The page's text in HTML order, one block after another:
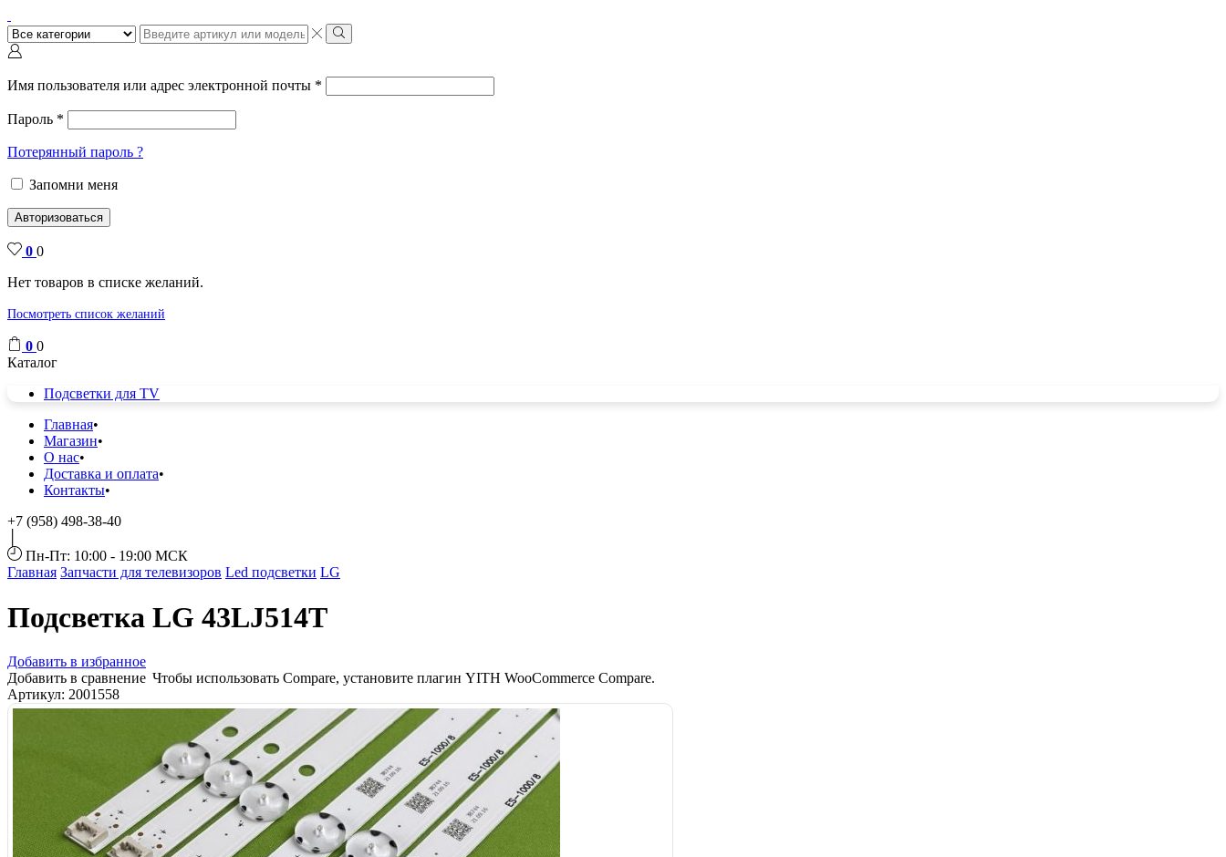
Поиск
ввода
Поиск
Имя пользователя или адрес электронной почты *
Пароль *
Потерянный пароль ?
Запомни меня
Авторизоваться
0 0
Нет товаров в списке желаний.
Посмотреть список желаний
0 0
Каталог
Подсветки для TV
Главная
Магазин
О нас
Доставка и оплата
Контакты
+7 (958) 498-38-40
Пн-Пт: 10:00 - 19:00 МСК
Главная Запчасти для телевизоров Led подсветки LG
Подсветка LG 43LJ514T
Добавить в избранное
Добавить в сравнение Чтобы использовать Compare, установите плагин YITH WooCommerce Compare.
Артикул: 2001558